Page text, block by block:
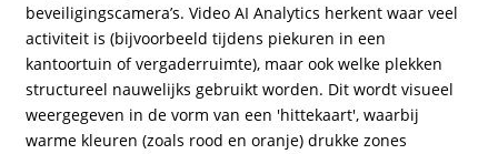
beveiligingscamera’s. Video AI Analytics herkent waar veel
activiteit is (bijvoorbeeld tijdens piekuren in een
kantoortuin of vergaderruimte), maar ook welke plekken
structureel nauwelijks gebruikt worden. Dit wordt visueel
weergegeven in de vorm van een 'hittekaart', waarbij
warme kleuren (zoals rood en oranje) drukke zones